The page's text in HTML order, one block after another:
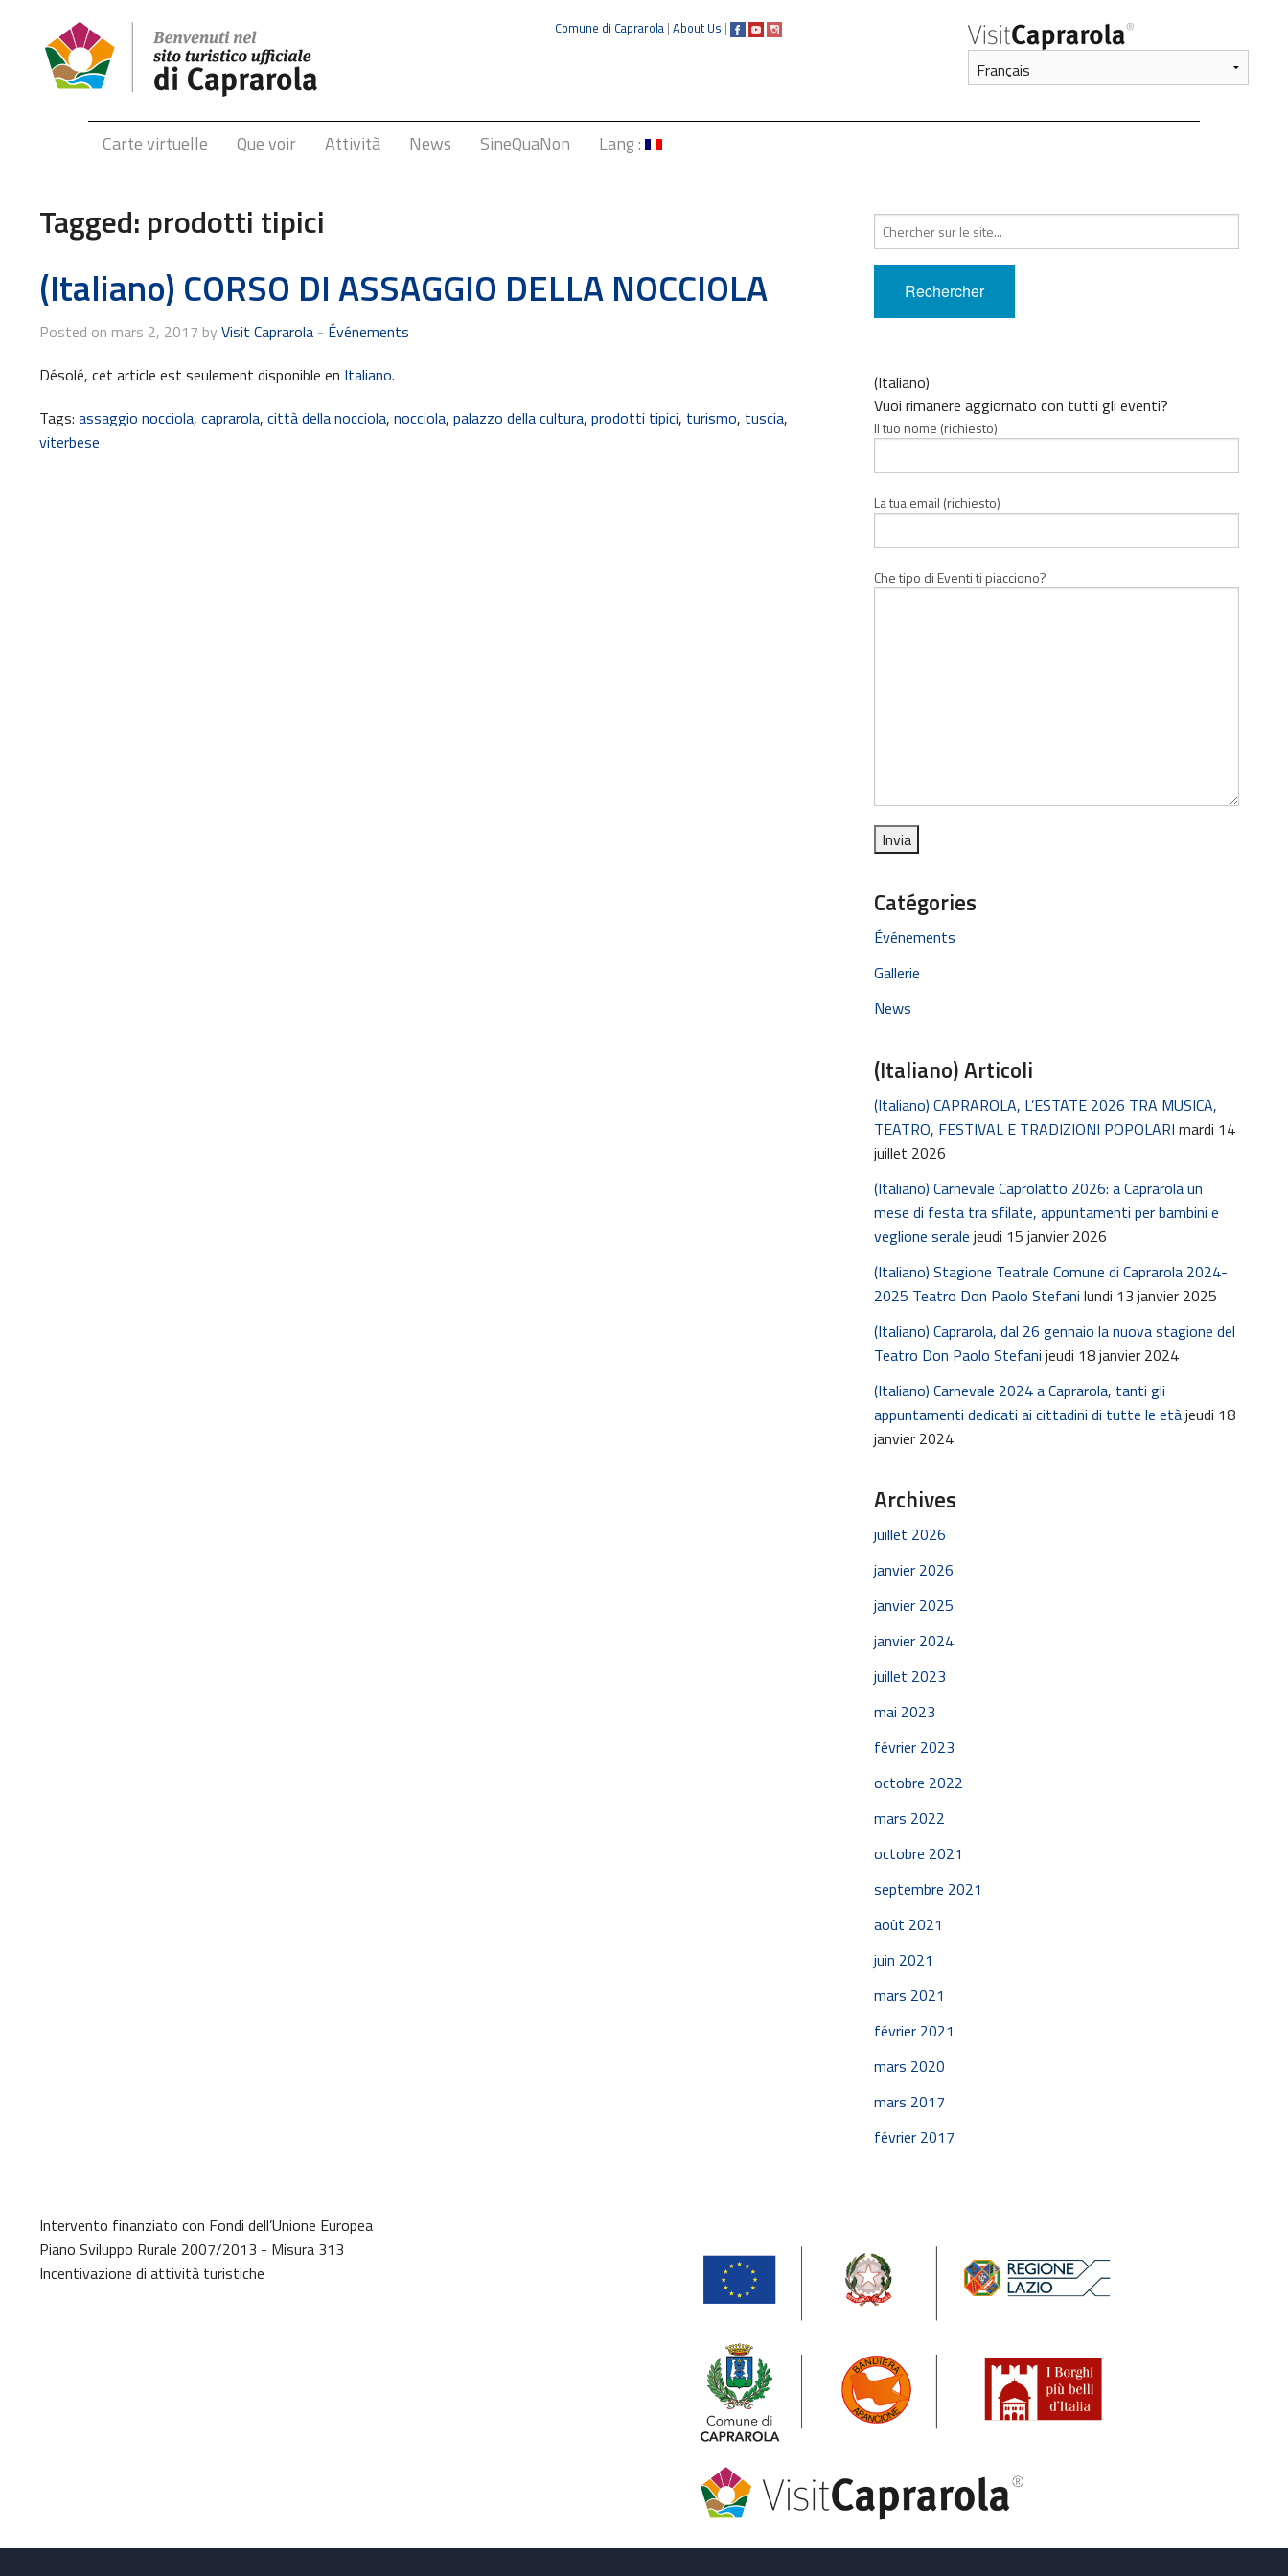
Comune di Caprarola |About Us |
Carte virtuelle Que voir Attività News SineQuaNon
Lang :
Français
Tagged: prodotti tipici
(Italiano) CORSO DI ASSAGGIO DELLA NOCCIOLA
Posted on mars 2, 2017 by Visit Caprarola- Événements
Désolé, cet article est seulement disponible en Italiano.
Tags: assaggio nocciola, caprarola, città della nocciola, nocciola, palazzo della cultura, prodotti tipici, turismo, tuscia,
viterbese
Recherche
pour
:
(Italiano)
Vuoi rimanere aggiornato con tutti gli eventi?
Il tuo nome (richiesto)
La tua email (richiesto)
Che tipo di Eventi ti piacciono?
Catégories
Événements
Gallerie
News
(Italiano) Articoli
(Italiano) CAPRAROLA, L’ESTATE 2026 TRA MUSICA,
TEATRO, FESTIVAL E TRADIZIONI POPOLARI mardi 14
juillet 2026
(Italiano) Carnevale Caprolatto 2026: a Caprarola un
mese di festa tra sfilate, appuntamenti per bambini e
veglione serale jeudi 15 janvier 2026
(Italiano) Stagione Teatrale Comune di Caprarola 2024-
2025 Teatro Don Paolo Stefani lundi 13 janvier 2025
(Italiano) Caprarola, dal 26 gennaio la nuova stagione del
Teatro Don Paolo Stefani jeudi 18 janvier 2024
(Italiano) Carnevale 2024 a Caprarola, tanti gli
appuntamenti dedicati ai cittadini di tutte le etàjeudi 18
janvier 2024
Archives
juillet 2026
janvier 2026
janvier 2025
janvier 2024
juillet 2023
mai 2023
février 2023
octobre 2022
mars 2022
octobre 2021
septembre 2021
août 2021
juin 2021
mars 2021
février 2021
mars 2020
mars 2017
février 2017
Intervento finanziato con Fondi dell’Unione Europea
Piano Sviluppo Rurale 2007/2013 - Misura 313
Incentivazione di attività turistiche